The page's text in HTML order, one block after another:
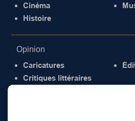
Cinéma
Histoire
Opinion
Caricatures
Critiques littéraires